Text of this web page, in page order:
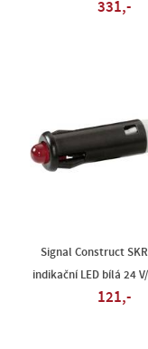
331,-
Signal Construct
indikační LED bílá 24
121,-